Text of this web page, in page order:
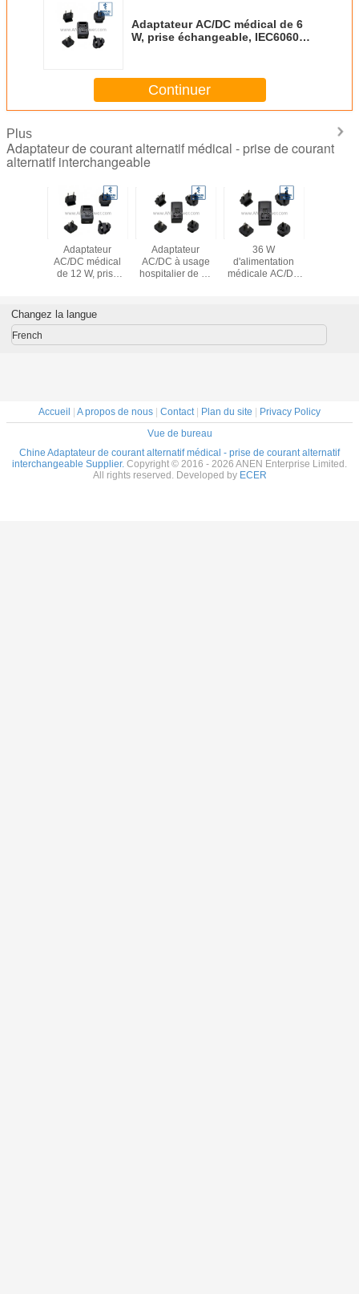
Adaptateur AC/DC médical de 6
W, prise échangeable, IEC60601
Continuer
Plus
Adaptateur de courant alternatif médical - prise de courant
alternatif interchangeable
5V 1,2A
Faible
Adaptateur
AC/DC médical
de 12 W, prise
approuvé, 5V
2.4A / 12V 1A /
qualité médicale
Adaptateur
AC/DC à usage
hospitalier de 24
conforme à la
sortie stable de 12
36 W
d'alimentation
médicale AC/DC
12V 3A / 24V 1,5A
20V
Changez la langue
French
Accueil A propos de nous Contact| Plan du site
Privacy Policy
Vue de bureau
Chine Adaptateur de courant alternatif médical - prise de courant alternatif
interchangeable Supplier. Copyright © 2016 - 2026 ANEN Enterprise Limited.
All rights reserved. Developed by ECER